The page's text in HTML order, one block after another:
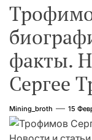
факты.
Сергее
Mining_broth 15